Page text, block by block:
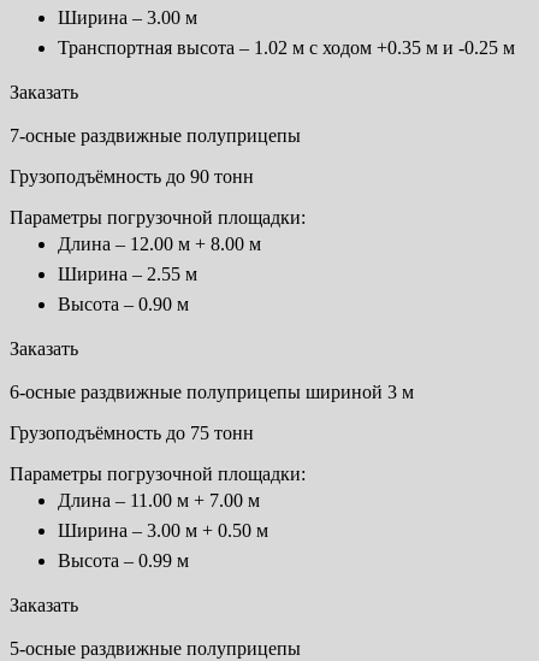
Ширина – 3.00 м
Транспортная высота – 1.02 м с ходом +0.35 м и -0.25 м
Заказать
7-осные раздвижные полуприцепы
Грузоподъёмность до 90 тонн
Параметры погрузочной площадки:
Длина – 12.00 м + 8.00 м
Ширина – 2.55 м
Высота – 0.90 м
Заказать
6-осные раздвижные полуприцепы шириной 3 м
Грузоподъёмность до 75 тонн
Параметры погрузочной площадки:
Длина – 11.00 м + 7.00 м
Ширина – 3.00 м + 0.50 м
Высота – 0.99 м
Заказать
5-осные раздвижные полуприцепы